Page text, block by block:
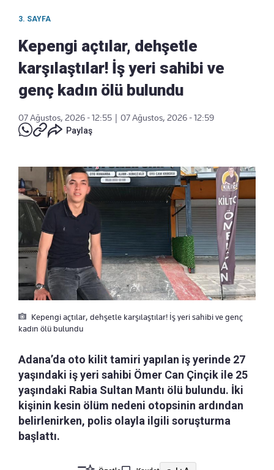
3. SAYFA
Kepengi açtılar, dehşetle
karşılaştılar! İş yeri sahibi ve
genç kadın ölü bulundu
07 Ağustos, 2026 - 12:55
07 Ağustos, 2026 - 12:59
Paylaş
Kepengi açtılar, dehşetle karşılaştılar! İş yeri sahibi ve genç
kadın ölü bulundu
Adana’da oto kilit tamiri yapılan iş yerinde 27
yaşındaki iş yeri sahibi Ömer Can Çinçik ile 25
yaşındaki Rabia Sultan Mantı ölü bulundu. İki
kişinin kesin ölüm nedeni otopsinin ardından
belirlenirken, polis olayla ilgili soruşturma
başlattı.